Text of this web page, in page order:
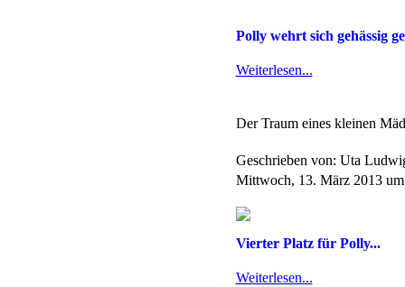
Polly wehrt sich gehässig
Weiterlesen...
Der Traum eines kleinen
Geschrieben von: Uta
Mittwoch, 13. März 2013
Vierter Platz für Polly...
Weiterlesen...